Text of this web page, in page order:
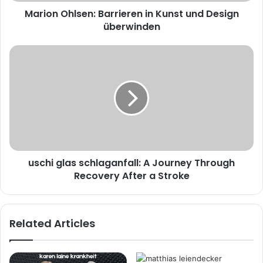
Marion Ohlsen: Barrieren in Kunst und Design
überwinden
uschi
a
Strokeuschi glas schlaganfall: A Journey Through
Recovery After a Stroke
Related Articles